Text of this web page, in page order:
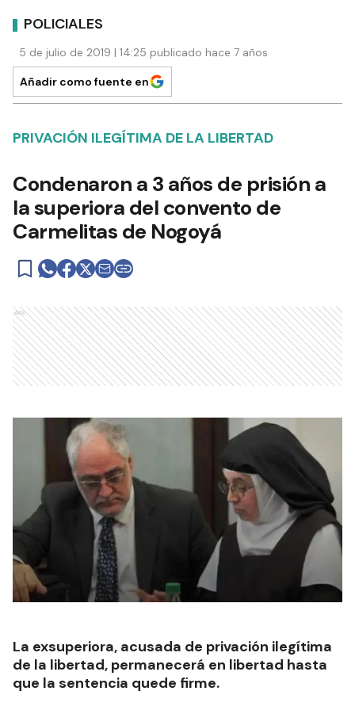
POLICIALES
5 de julio de 2019 | 14:25 publicado hace 7 años
Añadir como fuente en
PRIVACIÓN ILEGÍTIMA DE LA LIBERTAD
Condenaron a 3 años de prisión a
la superiora del convento de
Carmelitas de Nogoyá
Ads
La exsuperiora, acusada de privación ilegítima
de la libertad, permanecerá en libertad hasta
que la sentencia quede firme.